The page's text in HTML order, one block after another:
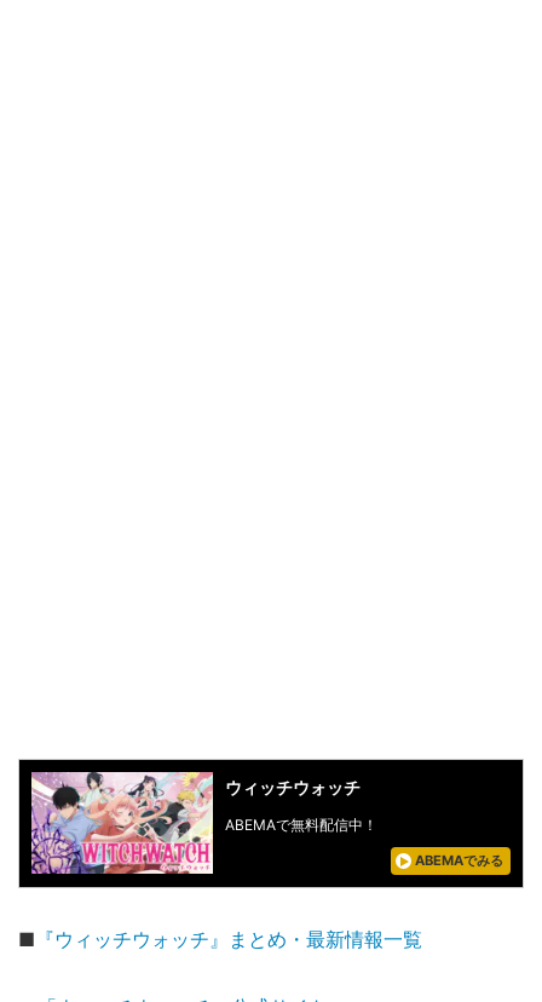
ウィッチウォッチ
ABEMAで無料配信中！
ABEMAでみる
■ 『ウィッチウォッチ』まとめ・最新情報一覧